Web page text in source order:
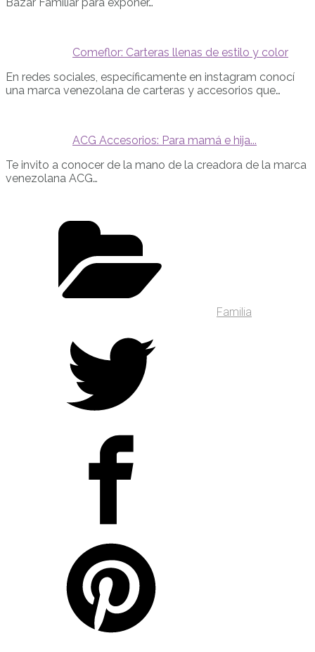
Comeflor: Carteras llenas de estilo y color
En redes sociales, específicamente en instagram conocí
una marca venezolana de carteras y accesorios que…
ACG Accesorios: Para mamá e hija...
Te invito a conocer de la mano de la creadora de la marca
venezolana ACG…
Familia